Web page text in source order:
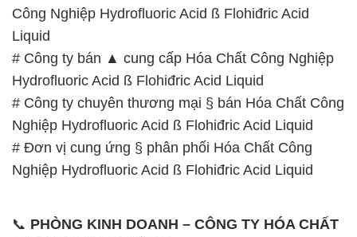
Công Nghiệp Hydrofluoric Acid ß Flohiđric Acid
Liquid
# Công ty bán ▲ cung cấp Hóa Chất Công Nghiệp
Hydrofluoric Acid ß Flohiđric Acid Liquid
# Công ty chuyên thương mại § bán Hóa Chất Công
Nghiệp Hydrofluoric Acid ß Flohiđric Acid Liquid
# Đơn vị cung ứng § phân phối Hóa Chất Công
Nghiệp Hydrofluoric Acid ß Flohiđric Acid Liquid
📞 PHÒNG KINH DOANH – CÔNG TY HÓA CHẤT